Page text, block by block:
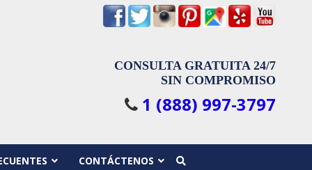
CONSULTA GRATUITA 24/7
SIN COMPROMISO
1 (888) 997-3797
CONTÁCTENOS